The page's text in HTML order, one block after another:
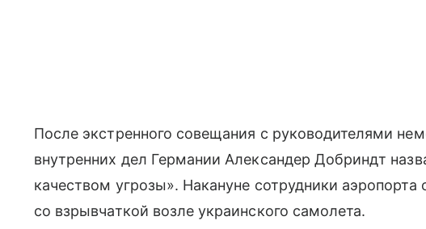
После экстренного совещания с руководителями
внутренних дел Германии Александер Добриндт
качеством угрозы». Накануне сотрудники
со взрывчаткой возле украинского самолета.